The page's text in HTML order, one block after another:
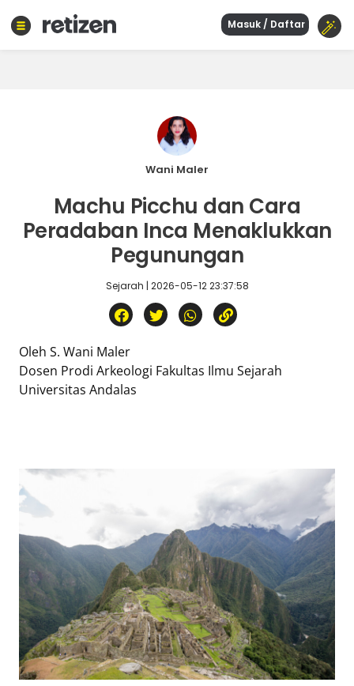
Masuk / Daftar
Wani Maler
Machu Picchu dan Cara
Peradaban Inca Menaklukkan
Pegunungan
Sejarah | 2026-05-12 23:37:58
Oleh S. Wani Maler
Dosen Prodi Arkeologi Fakultas Ilmu Sejarah
Universitas Andalas
Wisata
Eduaksi
Info
Network
Republika
Republika
ID
ihram.republika.co.id
rejabar.republika.co.id
repjogja.republika.co.id
Republika
IQRA